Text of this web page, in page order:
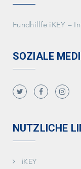
Fundhillfe iKEY –
SOZIALE
NUTZLICHE
iKEY